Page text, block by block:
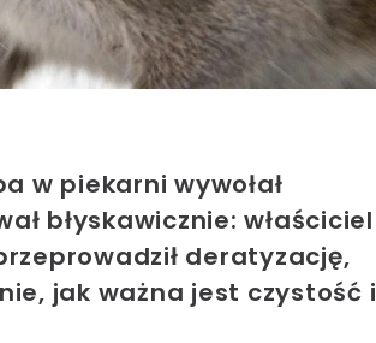
w piekarni wywołał
błyskawicznie: właściciel
deratyzację,
jak ważna jest czystość i